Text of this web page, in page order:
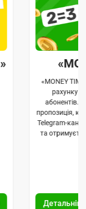
«MONEY
рахунку
абонентів.
пропозиція,
Telegram-
та